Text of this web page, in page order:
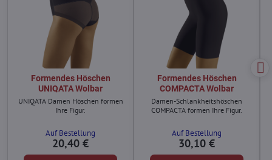
Formendes Höschen
UNIQATA Wolbar
UNIQATA Damen Höschen formen
Ihre Figur.
Auf Bestellung
20,40 €
Formendes Höschen
COMPACTA Wolbar
Damen-Schlankheitshöschen
COMPACTA formen Ihre Figur.
Auf Bestellung
30,10 €